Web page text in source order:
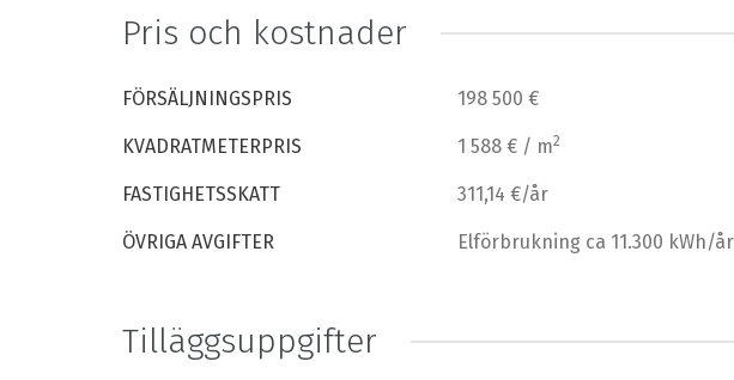
Pris och kostnader
FÖRSÄLJNINGSPRIS 198 500 €
KVADRATMETERPRIS 1 588 € / m2
FASTIGHETSSKATT 311,14 €/år
ÖVRIGA AVGIFTER Elförbrukning ca 11.300 kWh/år
Tilläggsuppgifter